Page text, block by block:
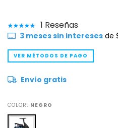
1 Reseñas
3meses sin interesesde
VER MÉTODOS DE PAGO
Envío gratis
COLOR: NEGRO